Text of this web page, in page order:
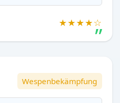
★★★★☆
Wespenbekämpfung